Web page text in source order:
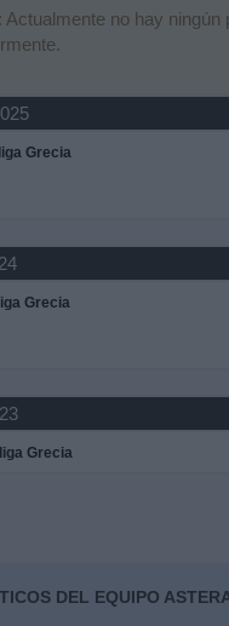
Actualmente no hay
Grecia
Grecia
Grecia
DEL EQUIPO